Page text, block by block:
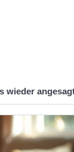
wieder